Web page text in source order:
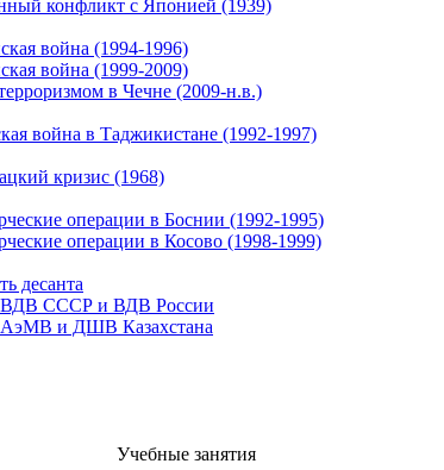
конфликт с Японией (1939)
война (1994-1996)
война (1999-2009)
в Чечне (2009-н.в.)
война в Таджикистане (1992-1997)
кризис (1968)
операции в Боснии (1992-1995)
операции в Косово (1998-1999)
десанта
СССР и ВДВ России
и ДШВ Казахстана
Учебные занятия